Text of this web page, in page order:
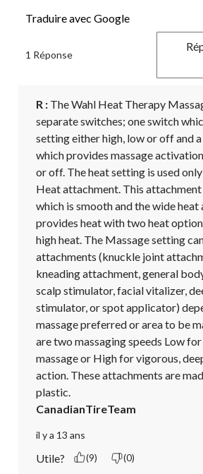
Traduire avec Google
1 Réponse
R : The Wahl Heat Therapy
separate switches; one switch
setting either high, low or off and
which provides massage
or off. The heat setting is used
Heat attachment. This attachment
which is smooth and the wide
provides heat with two heat
high heat. The Massage setting
attachments (knuckle joint
kneading attachment, general
scalp stimulator, facial vitalizer,
stimulator, or spot applicator)
massage preferred or area to be
are two massaging speeds Low
massage or High for vigorous,
action. These attachments are
plastic.
CanadianTireTeam
il y a 13 ans
Utile? (9) (0)